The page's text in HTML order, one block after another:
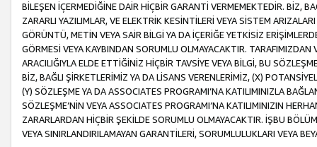
BİLEŞEN İÇERMEDİĞİNE DAİR HİÇBİR GARANTİ VERMEMEKTEDİR. BİZ,
ZARARLI YAZILIMLAR, VE ELEKTRİK KESİNTİLERİ VEYA SİSTEM
GÖRÜNTÜ, METİN VEYA SAİR BİLGİ YA DA İÇERİĞE YETKİSİZ
GÖRMESİ VEYA KAYBINDAN SORUMLU OLMAYACAKTIR.
ARACILIĞIYLA ELDE ETTİĞİNİZ HİÇBİR TAVSİYE VEYA BİLGİ, BU
BİZ, BAĞLI ŞİRKETLERİMİZ YA DA LİSANS VERENLERİMİZ, (X)
(Y) SÖZLEŞME YA DA ASSOCIATES PROGRAMI’NA KATILIMINIZLA
SÖZLEŞME’NİN VEYA ASSOCIATES PROGRAMI’NA KATILIMINIZIN
ZARARLARDAN HİÇBİR ŞEKİLDE SORUMLU OLMAYACAKTIR. İŞBU
VEYA SINIRLANDIRILAMAYAN GARANTİLERİ, SORUMLULUKLARI VEYA